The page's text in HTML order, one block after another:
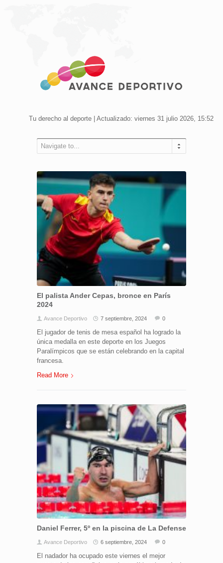
Tu derecho al deporte | Actualizado: viernes 31 julio 2026, 15:52
Navigate to...
El palista Ander Cepas, bronce en París
2024
Avance Deportivo 7 septiembre, 2024 0
El jugador de tenis de mesa español ha logrado la
única medalla en este deporte en los Juegos
Paralímpicos que se están celebrando en la capital
francesa.
Read More
Daniel Ferrer, 5º en la piscina de La Defense
Avance Deportivo 6 septiembre, 2024 0
El nadador ha ocupado este viernes el mejor